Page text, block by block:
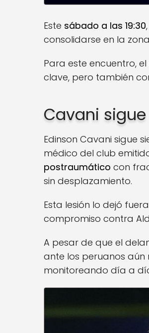
Este sábado a las 19:30
consolidarse en la
Para este encuentro,
clave, pero también
Cavani
Edinson Cavani sigue
médico del club
postraumático con
sin desplazamiento.
Esta lesión lo dejó
compromiso contra
A pesar de que el
ante los peruanos aún
monitoreando día a